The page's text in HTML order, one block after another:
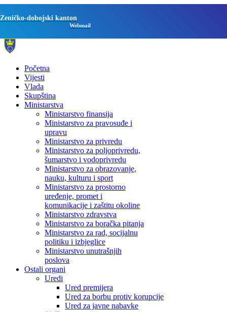
Zeničko-dobojski kanton
Webmail
Početna
Vijesti
Vlada
Skupština
Ministarstva
Ministarstvo finansija
Ministarstvo za pravosuđe i
upravu
Ministarstvo za privredu
Ministarstvo za poljoprivredu,
šumarstvo i vodoprivredu
Ministarstvo za obrazovanje,
nauku, kulturu i sport
Ministarstvo za prostorno
uređenje, promet i
komunikacije i zaštitu okoline
Ministarstvo zdravstva
Ministarstvo za boračka pitanja
Ministarstvo za rad, socijalnu
politiku i izbjeglice
Ministarstvo unutrašnjih
poslova
Ostali organi
Uredi
Ured premijera
Ured za borbu protiv korupcije
Ured za javne nabavke